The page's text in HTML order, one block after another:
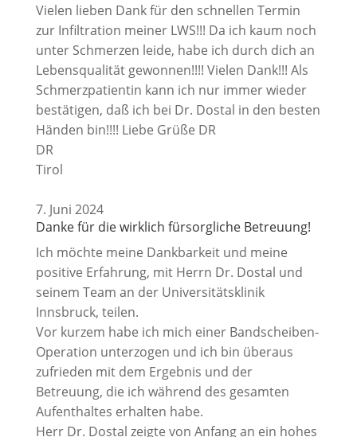
Vielen lieben Dank für den schnellen Termin
zur Infiltration meiner LWS!!! Da ich kaum noch
unter Schmerzen leide, habe ich durch dich an
Lebensqualität gewonnen!!!! Vielen Dank!!! Als
Schmerzpatientin kann ich nur immer wieder
bestätigen, daß ich bei Dr. Dostal in den besten
Händen bin!!!! Liebe Grüße DR
DR
Tirol
7. Juni 2024
Danke für die wirklich fürsorgliche Betreuung!
Ich möchte meine Dankbarkeit und meine
positive Erfahrung, mit Herrn Dr. Dostal und
seinem Team an der Universitätsklinik
Innsbruck, teilen.
Vor kurzem habe ich mich einer Bandscheiben-
Operation unterzogen und ich bin überaus
zufrieden mit dem Ergebnis und der
Betreuung, die ich während des gesamten
Aufenthaltes erhalten habe.
Herr Dr. Dostal zeigte von Anfang an ein hohes